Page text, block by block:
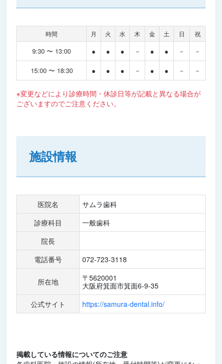
時間 月 火 水 木 金 土 日 祝
9:30 〜 13:00 ● ● ● － ● ● － －
15:00 〜 18:30 ● ● ● － ● ● － －
※変更などにより診療時間・休診日等が記載と異なる場合が
ございますのでご注意ください。
施設情報
医院名
サムラ歯科
診療科目
一般歯科
院長
電話番号
072-723-3118
所在地
〒5620001
大阪府箕面市箕面6-9-35
公式サイト
https://samura-dental.info/
掲載している情報についてのご注意